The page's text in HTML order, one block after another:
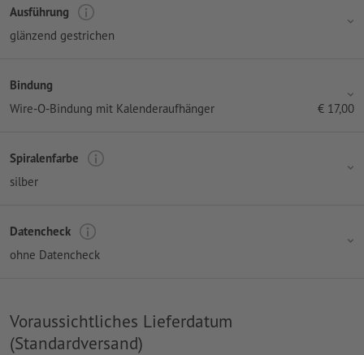
Ausführung
glänzend gestrichen
Bindung
Wire-O-Bindung mit Kalenderaufhänger
€ 17,00
Spiralenfarbe
silber
Datencheck
ohne Datencheck
Voraussichtliches Lieferdatum
(Standardversand)